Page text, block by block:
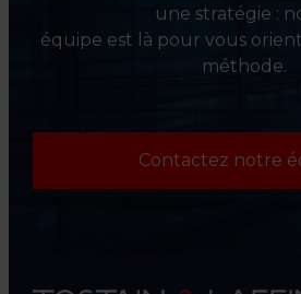
une stratégie :
équipe est là pour vous
méthode.
Contactez notre